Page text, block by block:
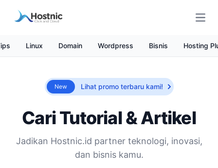
Linux Domain Wordpress Bisnis Hosting
New Lihat promo terbaru kami!
Cari Tutorial & Artikel
Jadikan Hostnic.id partner teknologi, inovasi,
dan bisnis kamu.